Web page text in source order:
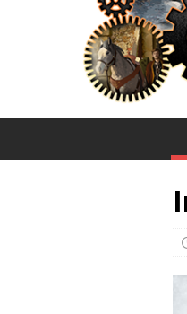
NEUE